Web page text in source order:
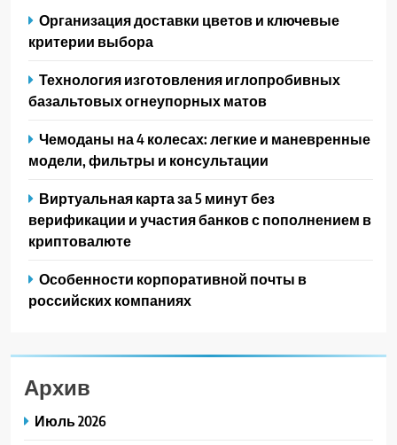
Организация доставки цветов и ключевые
критерии выбора
Технология изготовления иглопробивных
базальтовых огнеупорных матов
Чемоданы на 4 колесах: легкие и маневренные
модели, фильтры и консультации
Виртуальная карта за 5 минут без
верификации и участия банков с пополнением в
криптовалюте
Особенности корпоративной почты в
российских компаниях
Архив
Июль 2026